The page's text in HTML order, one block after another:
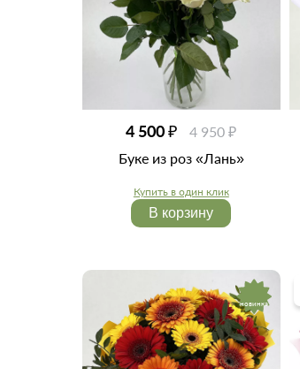
4 500 ₽
4 950 ₽
Буке из роз «Лань»
Купить в один клик
В корзину
новинка